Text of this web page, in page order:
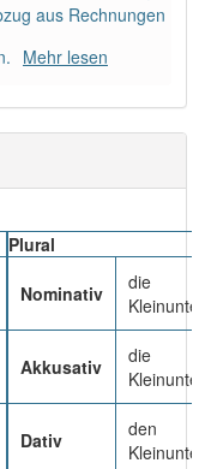
aus Rechnungen
Mehr lesen
Plural
Nominativ
die
Akkusativ
die
Dativ
den